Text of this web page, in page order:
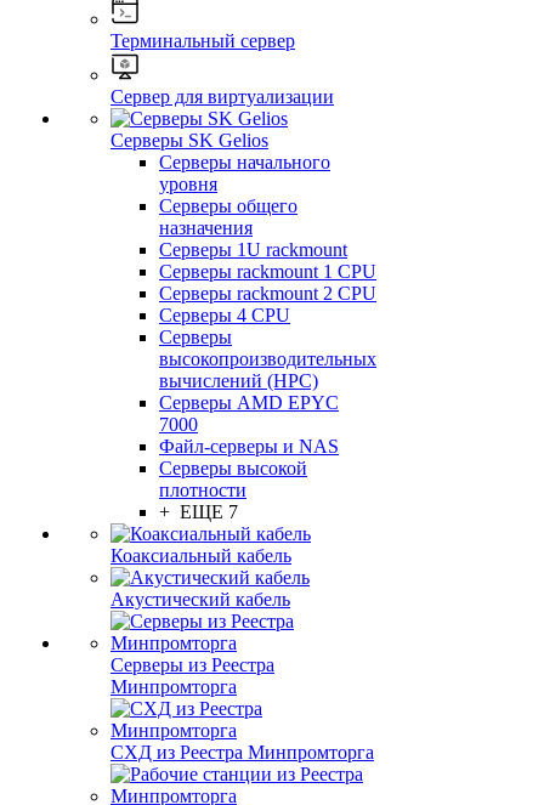
Терминальный сервер
Сервер для виртуализации
Серверы SK Gelios
Серверы начального
уровня
Серверы общего
назначения
Серверы 1U rackmount
Серверы rackmount 1 CPU
Серверы rackmount 2 CPU
Серверы 4 CPU
Серверы
высокопроизводительных
вычислений (HPC)
Серверы AMD EPYC
7000
Файл-серверы и NAS
Серверы высокой
плотности
+ ЕЩЕ 7
Коаксиальный кабель
Акустический кабель
Серверы из Реестра
Минпромторга
СХД из Реестра Минпромторга